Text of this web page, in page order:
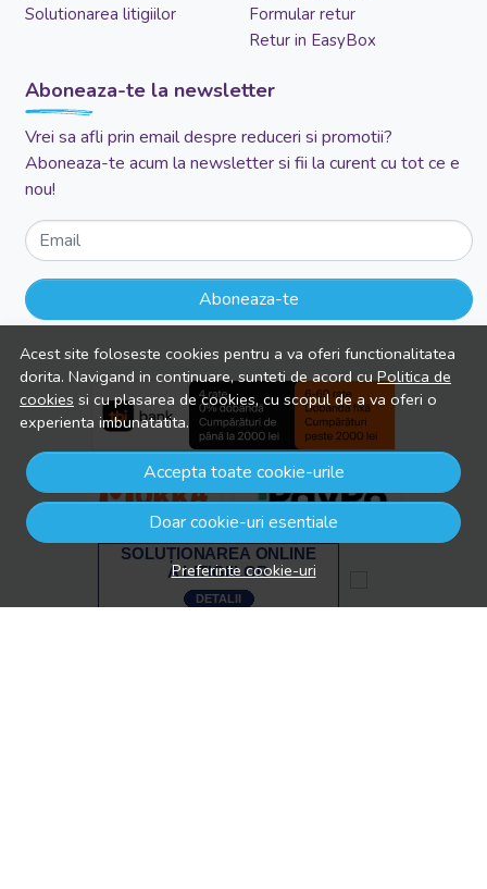
Acest site foloseste cookies pentru a va oferi functionalitatea
dorita. Navigand in continuare, sunteti de acord cuPolitica de
cookies si cu plasarea de cookies, cu scopul de a va oferi o
experienta imbunatatita.
Accepta toate cookie-urile
Doar cookie-uri esentiale
Preferinte cookie-uri
Solutionarea litigiilor
Formular retur
Retur in EasyBox
Aboneaza-te la newsletter
Vrei sa afli prin email despre reduceri si promotii?
Aboneaza-te acum la newsletter si fii la curent cu tot ce e
nou!
Email
Aboneaza-te